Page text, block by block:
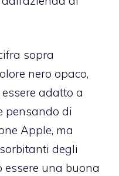
sopra
nero opaco,
adatto a
pensando di
Apple, ma
degli
una buona